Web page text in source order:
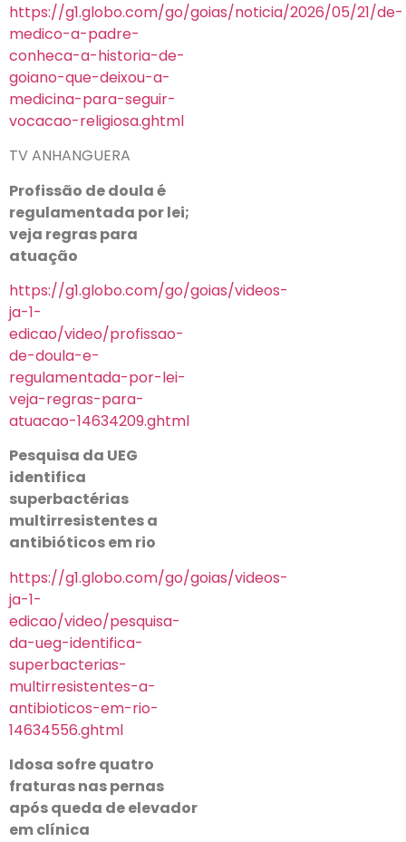
https://g1.globo.com/go/goias/noticia/2026/05/21/de-
medico-a-padre-
conheca-a-historia-de-
goiano-que-deixou-a-
medicina-para-seguir-
vocacao-religiosa.ghtml
TV ANHANGUERA
Profissão de doula é
regulamentada por lei;
veja regras para
atuação
https://g1.globo.com/go/goias/videos-
ja-1-
edicao/video/profissao-
de-doula-e-
regulamentada-por-lei-
veja-regras-para-
atuacao-14634209.ghtml
Pesquisa da UEG
identifica
superbactérias
multirresistentes a
antibióticos em rio
https://g1.globo.com/go/goias/videos-
ja-1-
edicao/video/pesquisa-
da-ueg-identifica-
superbacterias-
multirresistentes-a-
antibioticos-em-rio-
14634556.ghtml
Idosa sofre quatro
fraturas nas pernas
após queda de elevador
em clínica